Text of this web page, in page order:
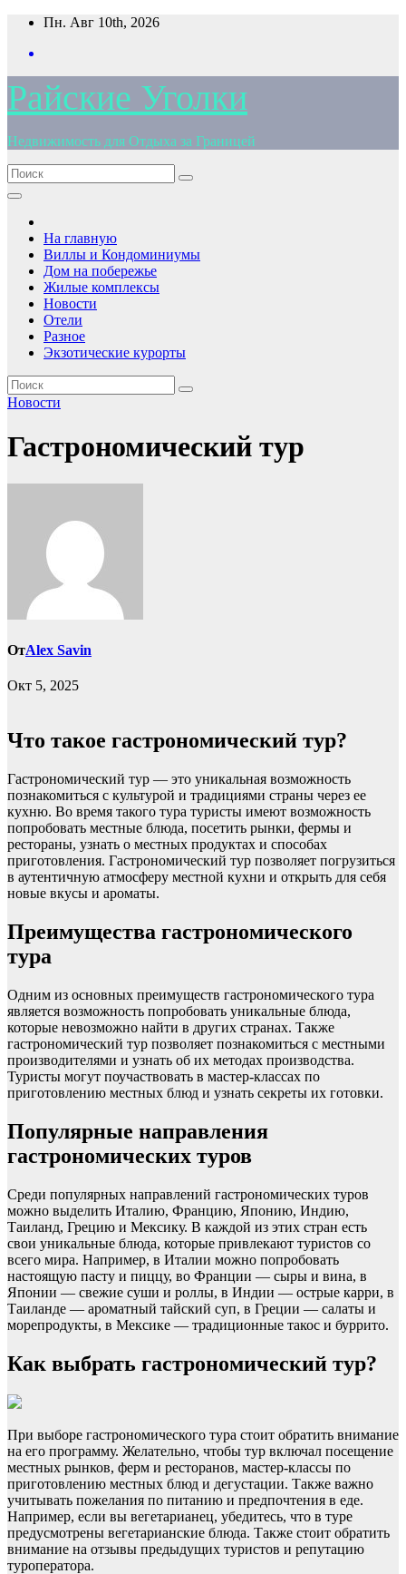
Перейти
содержимому
Пн. Авг 10th, 2026
Райские Уголки
Недвижимость для Отдыха за Границей
На главную
Виллы и Кондоминиумы
Дом на побережье
Жилые комплексы
Новости
Отели
Разное
Экзотические курорты
Новости
Гастрономический тур
ОтAlex Savin
Окт 5, 2025
Что такое гастрономический тур?
Гастрономический тур — это уникальная возможность
познакомиться с культурой и традициями страны через ее
кухню. Во время такого тура туристы имеют возможность
попробовать местные блюда, посетить рынки, фермы и
рестораны, узнать о местных продуктах и способах
приготовления. Гастрономический тур позволяет погрузиться
в аутентичную атмосферу местной кухни и открыть для себя
новые вкусы и ароматы.
Преимущества гастрономического
тура
Одним из основных преимуществ гастрономического тура
является возможность попробовать уникальные блюда,
которые невозможно найти в других странах. Также
гастрономический тур позволяет познакомиться с местными
производителями и узнать об их методах производства.
Туристы могут поучаствовать в мастер-классах по
приготовлению местных блюд и узнать секреты их готовки.
Популярные направления
гастрономических туров
Среди популярных направлений гастрономических туров
можно выделить Италию, Францию, Японию, Индию,
Таиланд, Грецию и Мексику. В каждой из этих стран есть
свои уникальные блюда, которые привлекают туристов со
всего мира. Например, в Италии можно попробовать
настоящую пасту и пиццу, во Франции — сыры и вина, в
Японии — свежие суши и роллы, в Индии — острые карри, в
Таиланде — ароматный тайский суп, в Греции — салаты и
морепродукты, в Мексике — традиционные такос и буррито.
Как выбрать гастрономический тур?
При выборе гастрономического тура стоит обратить внимание
на его программу. Желательно, чтобы тур включал посещение
местных рынков, ферм и ресторанов, мастер-классы по
приготовлению местных блюд и дегустации. Также важно
учитывать пожелания по питанию и предпочтения в еде.
Например, если вы вегетарианец, убедитесь, что в туре
предусмотрены вегетарианские блюда. Также стоит обратить
внимание на отзывы предыдущих туристов и репутацию
туроператора.